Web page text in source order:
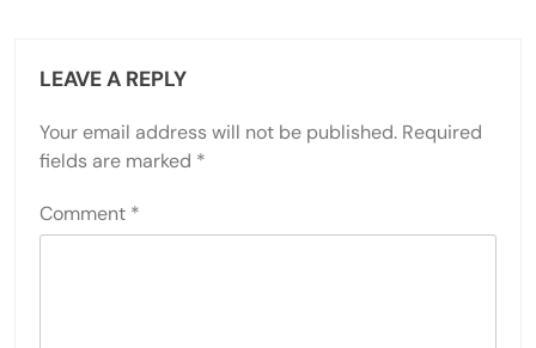
LEAVE A REPLY
Your email address will not be published. Required
fields are marked *
Comment *